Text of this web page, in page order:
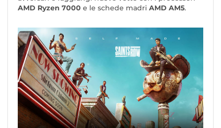
AMD Ryzen 7000 e le schede madri AMD AM5.